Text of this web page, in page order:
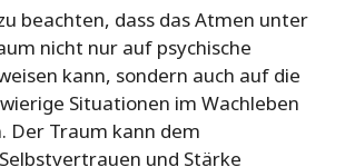
beachten, dass das Atmen unter
nicht nur auf psychische
kann, sondern auch auf die
Situationen im Wachleben
Der Traum kann dem
und Stärke